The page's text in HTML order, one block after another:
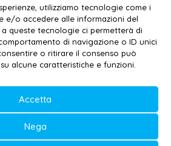
utilizziamo tecnologie come i
e/o accedere alle informazioni del
a queste tecnologie ci permetterà di
di navigazione o ID unici
o ritirare il consenso può
alcune caratteristiche e funzioni.
Accetta
Nega
policy
al n. 11/2020 Registro della
Tribunale di Lecce